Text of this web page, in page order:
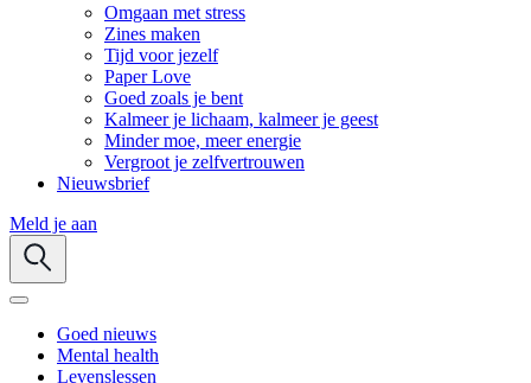
Omgaan met stress
Zines maken
Tijd voor jezelf
Paper Love
Goed zoals je bent
Kalmeer je lichaam, kalmeer je geest
Minder moe, meer energie
Vergroot je zelfvertrouwen
Nieuwsbrief
Meld je aan
Goed nieuws
Mental health
Levenslessen